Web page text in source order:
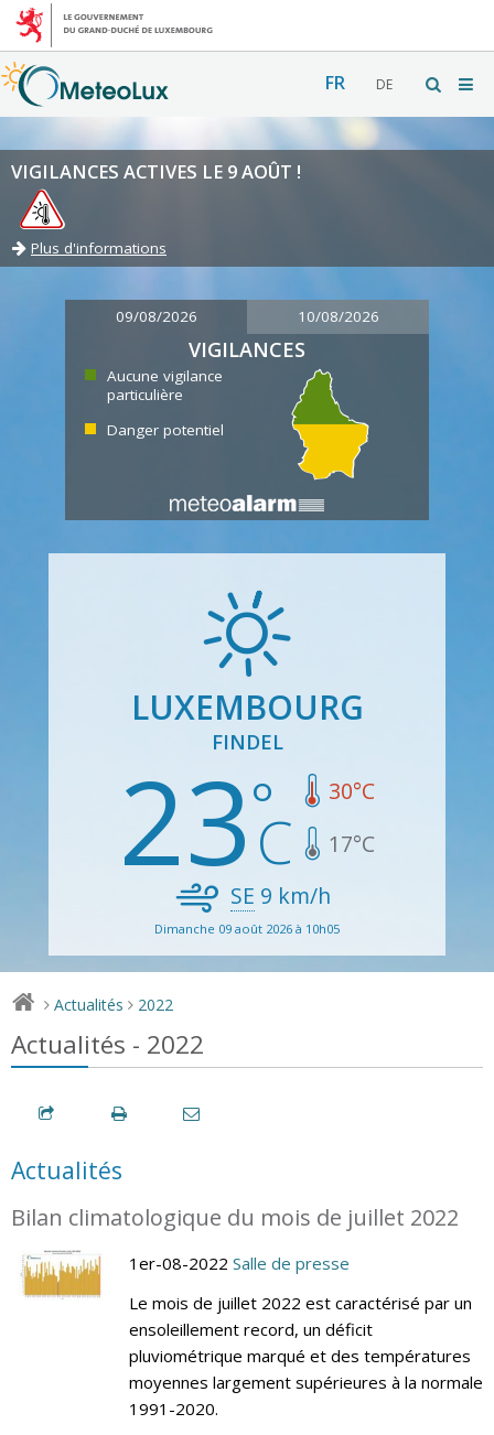
FR DE
VIGILANCES ACTIVES LE 9 AOÛT !
Plus d'informations
09/08/2026 10/08/2026
VIGILANCES
Aucune vigilance
particulière
Danger potentiel
LUXEMBOURG
FINDEL
23 30°C
17°C
SE 9 km/h
Dimanche 09 août 2026 à 10h05
> Actualités > 2022
Actualités - 2022
Actualités
Bilan climatologique du mois de juillet 2022
1er-08-2022 Salle de presse
Le mois de juillet 2022 est caractérisé par un
ensoleillement record, un déficit
pluviométrique marqué et des températures
moyennes largement supérieures à la normale
1991-2020.